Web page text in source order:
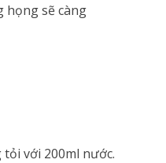
họng sẽ càng
với 200ml nước.